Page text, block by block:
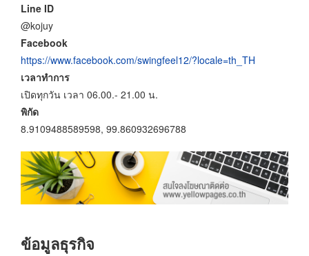
Line ID
@kojuy
Facebook
https://www.facebook.com/swingfeel12/?locale=th_TH
เวลาทำการ
เปิดทุกวัน เวลา 06.00.- 21.00 น.
พิกัด
8.9109488589598, 99.860932696788
ข้อมูลธุรกิจ